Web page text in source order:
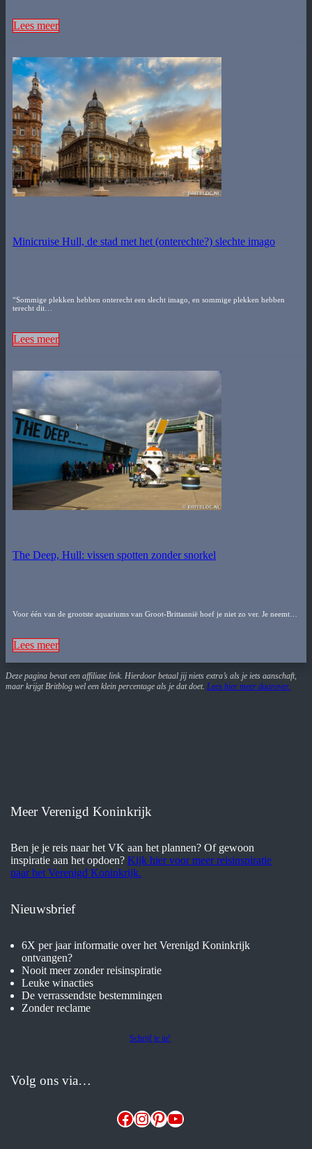
Lees meer
Minicruise Hull, de stad met het (onterechte?) slechte imago
“Sommige plekken hebben onterecht een slecht imago, en sommige plekken hebben
terecht dit…
Lees meer
The Deep, Hull: vissen spotten zonder snorkel
Voor één van de grootste aquariums van Groot-Brittannië hoef je niet zo ver. Je neemt…
Lees meer
Deze pagina bevat een affiliate link. Hierdoor betaal jij niets extra’s als je iets aanschaft,
maar krijgt Britblog wel een klein percentage als je dat doet. Lees hier meer daarover.
Meer Verenigd Koninkrijk
Ben je je reis naar het VK aan het plannen? Of gewoon
inspiratie aan het opdoen?Kijk hier voor meer reisinspiratie
naar het Verenigd Koninkrijk.
Nieuwsbrief
6X per jaar informatie over het Verenigd Koninkrijk
ontvangen?
Nooit meer zonder reisinspiratie
Leuke winacties
De verrassendste bestemmingen
Zonder reclame
Schrijf je in!
Volg ons via…
Facebook
Instagram
Pinterest
YouTube